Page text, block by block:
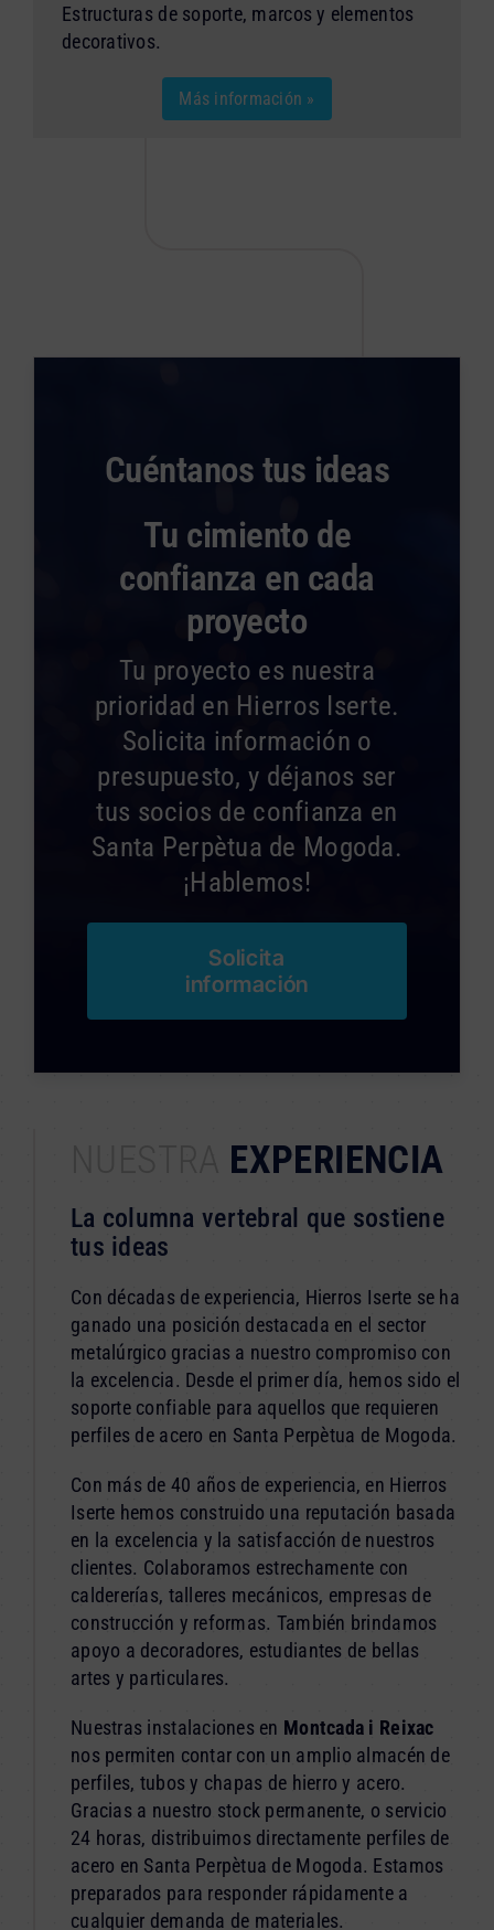
Estructuras de soporte, marcos y elementos
decorativos.
Más información »
Cuéntanos tus ideas
Tu cimiento de
confianza en cada
proyecto
Tu proyecto es nuestra
prioridad en Hierros Iserte.
Solicita información o
presupuesto, y déjanos ser
tus socios de confianza en
Santa Perpètua de Mogoda.
¡Hablemos!
Solicita
información
EXPERIENCIA
La columna vertebral que sostiene
tus ideas
Con décadas de experiencia, Hierros Iserte se ha
ganado una posición destacada en el sector
metalúrgico gracias a nuestro compromiso con
la excelencia. Desde el primer día, hemos sido el
soporte confiable para aquellos que requieren
perfiles de acero en Santa Perpètua de Mogoda.
Con más de 40 años de experiencia, en Hierros
Iserte hemos construido una reputación basada
en la excelencia y la satisfacción de nuestros
clientes. Colaboramos estrechamente con
caldererías, talleres mecánicos, empresas de
construcción y reformas. También brindamos
apoyo a decoradores, estudiantes de bellas
artes y particulares.
Nuestras instalaciones en Montcada i Reixac
nos permiten contar con un amplio almacén de
perfiles, tubos y chapas de hierro y acero.
Gracias a nuestro stock permanente, o servicio
24 horas, distribuimos directamente perfiles de
acero en Santa Perpètua de Mogoda. Estamos
preparados para responder rápidamente a
cualquier demanda de materiales.